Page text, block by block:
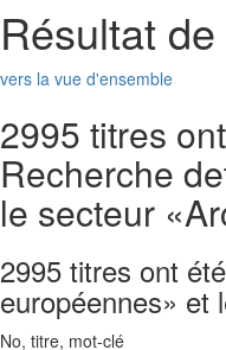
Résultat
vers la vue d'ensemble
2995 titres
Recherche
le secteur
2995 titres ont
européennes» et
No, titre, mot-clé